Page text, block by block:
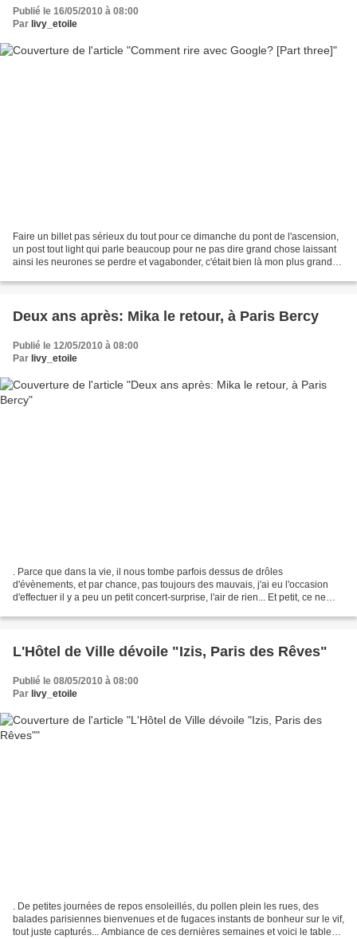
Publié le 16/05/2010 à 08:00
Par livy_etoile
Faire un billet pas sérieux du tout pour ce dimanche du pont de l'ascension,
un post tout light qui parle beaucoup pour ne pas dire grand chose laissant
ainsi les neurones se perdre et vagabonder, c'était bien là mon plus grand
Deux ans après: Mika le retour, à Paris Bercy
Publié le 12/05/2010 à 08:00
Par livy_etoile
. Parce que dans la vie, il nous tombe parfois dessus de drôles
d'évènements, et par chance, pas toujours des mauvais, j'ai eu l'occasion
d'effectuer il y a peu un petit concert-surprise, l'air de rien... Et petit, ce ne
L'Hôtel de Ville dévoile "Izis, Paris des Rêves"
Publié le 08/05/2010 à 08:00
Par livy_etoile
. De petites journées de repos ensoleillés, du pollen plein les rues, des
balades parisiennes bienvenues et de fugaces instants de bonheur sur le vif,
tout juste capturés... Ambiance de ces dernières semaines et voici le tableau